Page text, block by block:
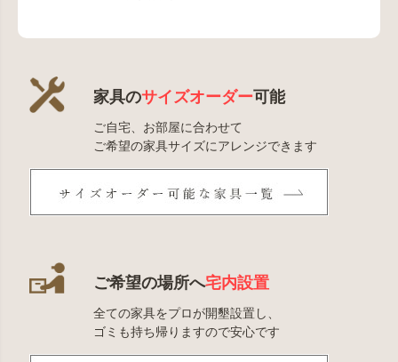
家具のサイズオーダー可能
ご自宅、お部屋に合わせて
ご希望の家具サイズにアレンジできます
ご希望の場所へ宅内設置
全ての家具をプロが開墾設置し、
ゴミも持ち帰りますので安心です